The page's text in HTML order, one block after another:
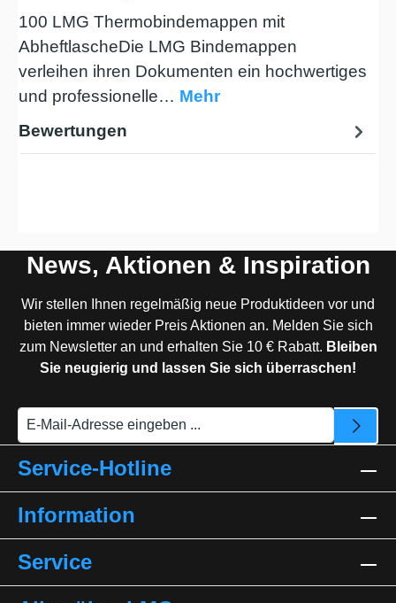
100 LMG Thermobindemappen mit
AbheftlascheDie LMG Bindemappen
verleihen ihren Dokumenten ein hochwertiges
und professionelle… Mehr
Bewertungen
News, Aktionen & Inspiration
Wir stellen Ihnen regelmäßig neue Produktideen vor und
bieten immer wieder Preis Aktionen an. Melden Sie sich
zum Newsletter an und erhalten Sie 10 € Rabatt. Bleiben
Sie neugierig und lassen Sie sich überraschen!
Service-Hotline
Information
Service